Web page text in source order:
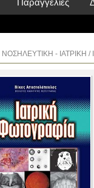
Παραγγελίες
ΝΟΣΗΛΕΥΤΙΚΗ - ΙΑΤΡΙΚΗ /